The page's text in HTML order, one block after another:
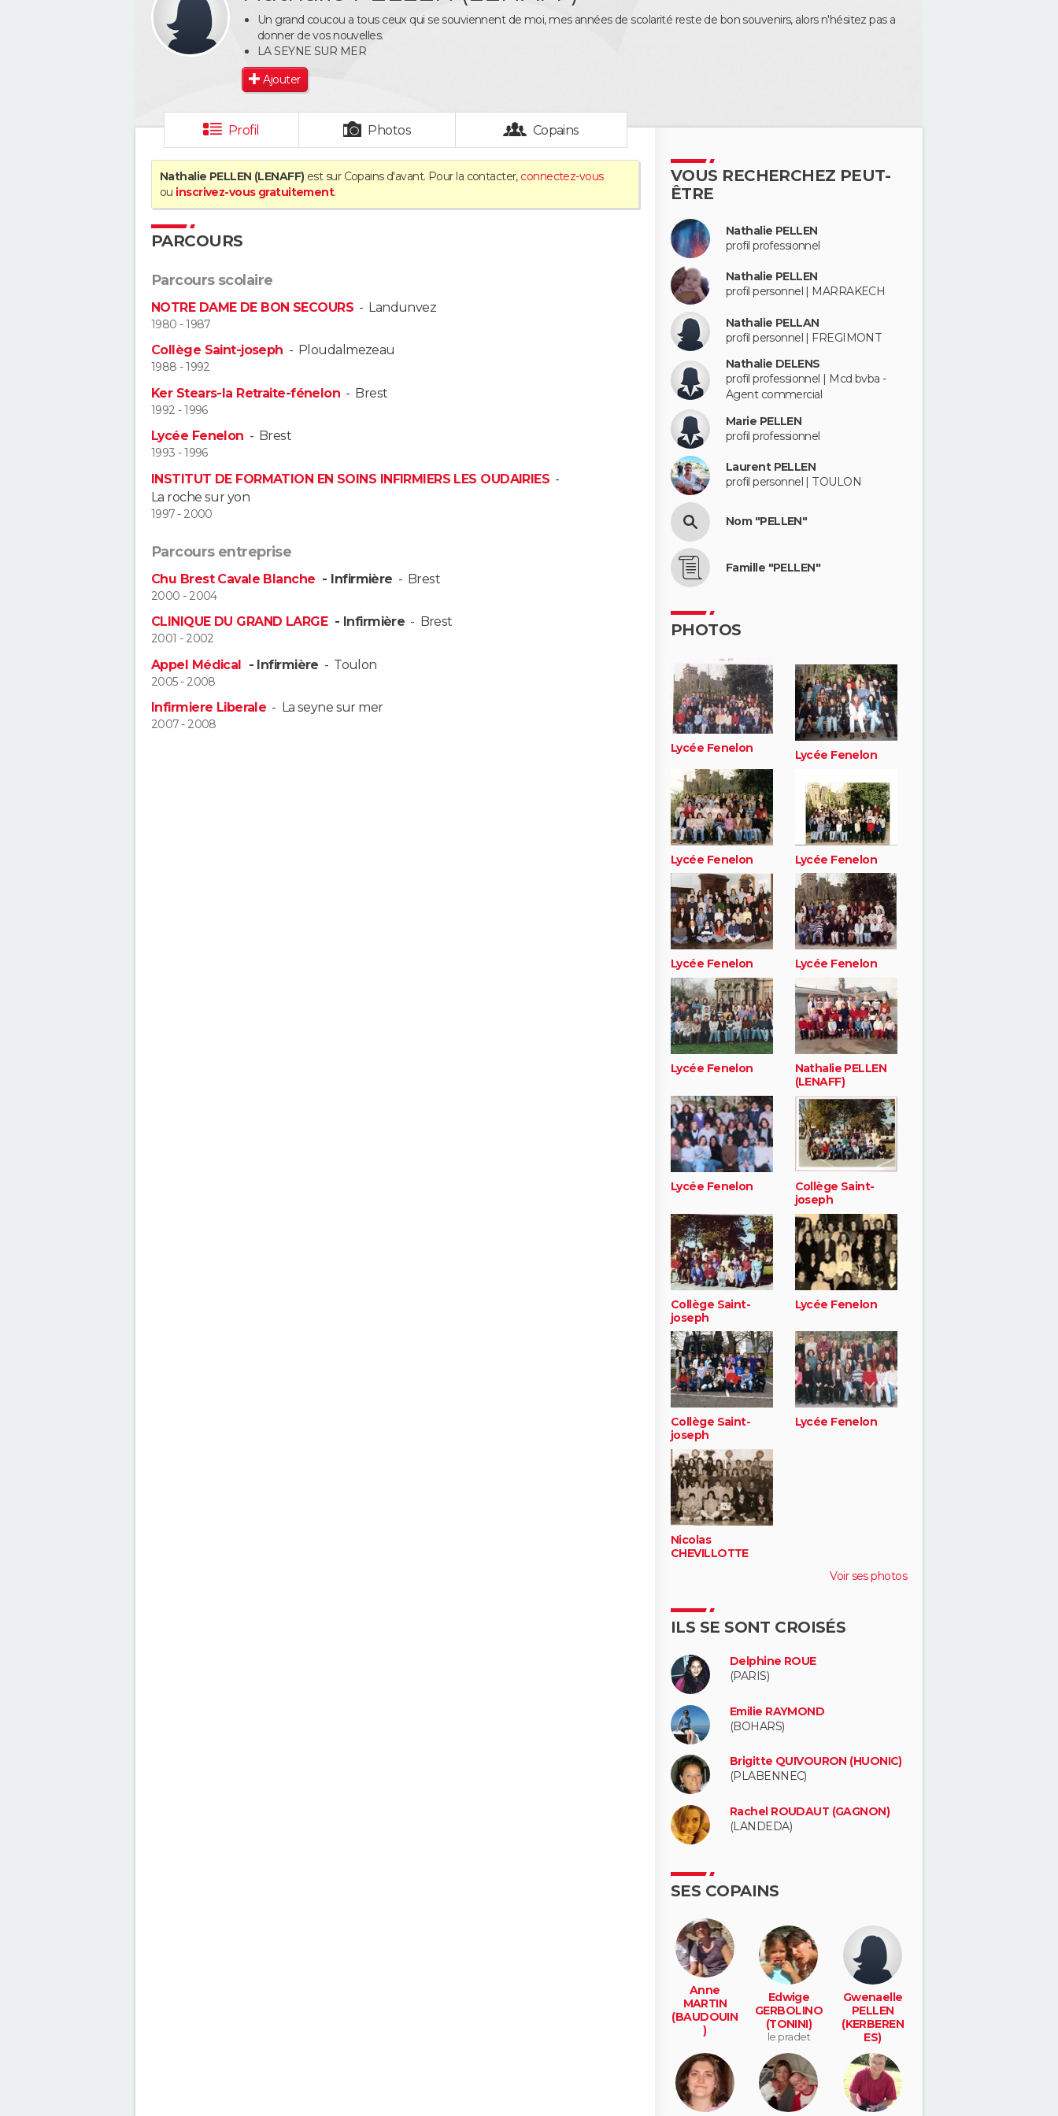
Un grand coucou a tous ceux qui se souviennent de moi, mes années de scolarité reste de bon souvenirs, alors n'hésitez pas a
donner de vos nouvelles.
LA SEYNE SUR MER
Ajouter
Profil Photos Copains
Nathalie PELLEN (LENAFF) est sur Copains d'avant. Pour la contacter, connectez-vous
ou inscrivez-vous gratuitement.
PARCOURS
Parcours scolaire
NOTRE DAME DE BON SECOURS - Landunvez
1980 - 1987
Collège Saint-joseph - Ploudalmezeau
1988 - 1992
Ker Stears-la Retraite-fénelon - Brest
1992 - 1996
Lycée Fenelon - Brest
1993 - 1996
INSTITUT DE FORMATION EN SOINS INFIRMIERS LES OUDAIRIES -
La roche sur yon
1997 - 2000
Parcours entreprise
Chu Brest Cavale Blanche - Infirmière - Brest
2000 - 2004
CLINIQUE DU GRAND LARGE - Infirmière - Brest
2001 - 2002
Appel Médical - Infirmière - Toulon
2005 - 2008
Infirmiere Liberale - La seyne sur mer
2007 - 2008
VOUS RECHERCHEZ PEUT-
ÊTRE
Nathalie PELLEN
profil professionnel
Nathalie PELLEN
profil personnel | MARRAKECH
Nathalie PELLAN
profil personnel | FREGIMONT
Nathalie DELENS
profil professionnel | Mcd bvba -
Agent commercial
Marie PELLEN
profil professionnel
Laurent PELLEN
profil personnel | TOULON
Nom "PELLEN"
Famille "PELLEN"
PHOTOS
Lycée Fenelon Lycée Fenelon
Lycée Fenelon Lycée Fenelon
Lycée Fenelon Lycée Fenelon
Lycée Fenelon
Nathalie PELLEN
(LENAFF)
Lycée Fenelon
Collège Saint-
joseph
Collège Saint-
joseph
Lycée Fenelon
Collège Saint-
joseph
Lycée Fenelon
Nicolas
CHEVILLOTTE
Voir ses photos
ILS SE SONT CROISÉS
Delphine ROUE
(PARIS)
Emilie RAYMOND
(BOHARS)
Brigitte QUIVOURON (HUONIC)
(PLABENNEC)
Rachel ROUDAUT (GAGNON)
(LANDEDA)
SES COPAINS
Anne
MARTIN
(BAUDOUIN
)
Edwige
GERBOLINO
(TONINI)
le pradet
Gwenaelle
PELLEN
(KERBEREN
ES)